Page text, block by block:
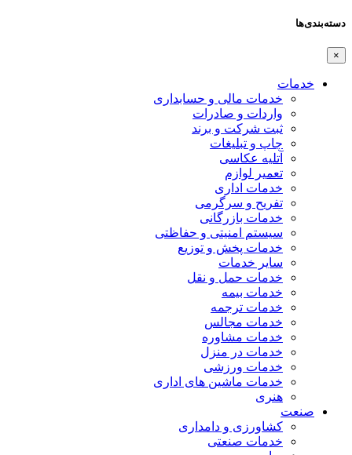
دسته‌بندی‌ها
×
خدمات
خدمات مالی و حسابداری
واردات و صادرات
ثبت شرکت و برند
چاپ و تبلیغات
آتلیه عکاسی
تعمیر لوازم
خدمات اداری
تفریح و سرگرمی
خدمات بازرگانی
سیستم امنیتی و حفاظتی
خدمات پخش و توزیع
سایر خدمات
خدمات حمل و نقل
خدمات بیمه
خدمات ترجمه
خدمات مجالس
خدمات مشاوره
خدمات در منزل
خدمات ورزشی
خدمات ماشین های اداری
هنری
صنعت
کشاورزی و دامداری
خدمات صنعتی